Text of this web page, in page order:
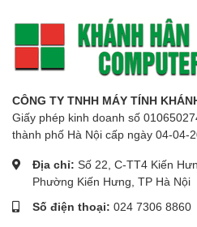
Độ phân giải
1200dpi
Cổng giao
Dùng mực:
(BK/C/M/Y)
MC-G02 hộp
CÔNG TY TNHH MÁY TÍNH
Giấy phép kinh doanh số
thành phố Hà Nội cấp ngày 04-04-
Địa chỉ: Số 22, C-TT4 Kiến
Phường Kiến Hưng, TP Hà Nội
Số điện thoại: 024 7306 8860